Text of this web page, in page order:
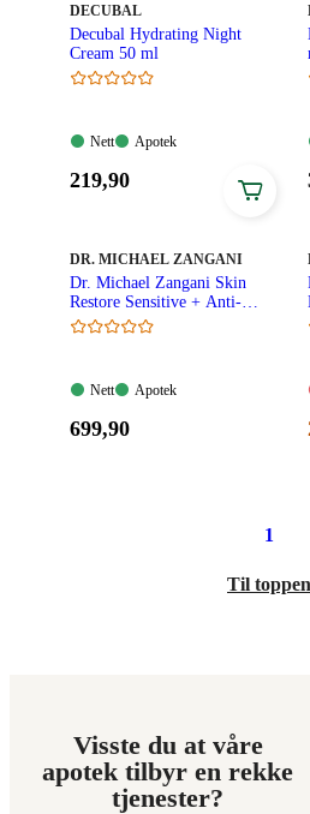
MERKE:
DECUBAL
Decubal Hydrating Night
Cream 50 ml
Nett:
Nett
Apotek:
Apotek
Pris:
219,90
MERKE:
DR. MICHAEL ZANGANI
Dr. Michael Zangani Skin
Restore Sensitive + Anti-
Redness Night Cream 50 ml
Nett:
Nett
Apotek:
Apotek
Pris:
699,90
1
Til toppen
Visste du at våre
apotek tilbyr en rekke
tjenester?